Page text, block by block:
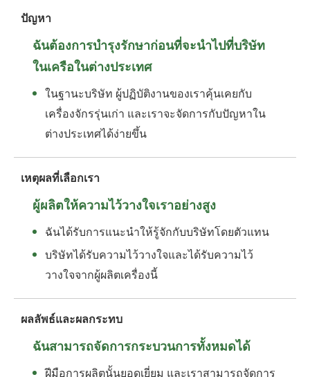
ปัญหา
ฉันต้องการบำรุงรักษาก่อนที่จะนำไปที่บริษัท
ในเครือในต่างประเทศ
ในฐานะบริษัท ผู้ปฏิบัติงานของเราคุ้นเคยกับ
เครื่องจักรรุ่นเก่า และเราจะจัดการกับปัญหาใน
ต่างประเทศได้ง่ายขึ้น
เหตุผลที่เลือกเรา
ผู้ผลิตให้ความไว้วางใจเราอย่างสูง
ฉันได้รับการแนะนำให้รู้จักกับบริษัทโดยตัวแทน
บริษัทได้รับความไว้วางใจและได้รับความไว้
วางใจจากผู้ผลิตเครื่องนี้
ผลลัพธ์และผลกระทบ
ฉันสามารถจัดการกระบวนการทั้งหมดได้
ฝีมือการผลิตนั้นยอดเยี่ยม และเราสามารถจัดการ